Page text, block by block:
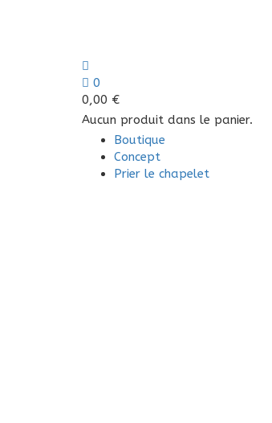
0
0,00 €
Aucun produit dans le panier.
Boutique
Concept
Prier le chapelet